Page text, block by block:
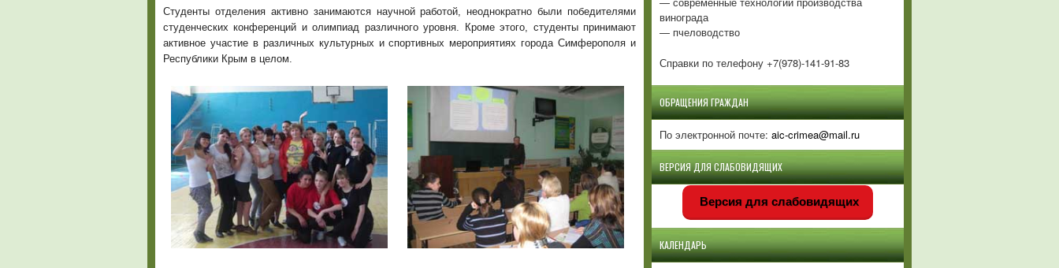
Студенты отделения активно занимаются научной работой, неоднократно были победителями
студенческих конференций и олимпиад различного уровня. Кроме этого, студенты принимают
активное участие в различных культурных и спортивных мероприятиях города Симферополя и
Республики Крым в целом.
винограда
— пчеловодство
Справки по телефону +7(978)-141-91-83
ОБРАЩЕНИЯ ГРАЖДАН
По электронной почте: aic-crimea@mail.ru
ВЕРСИЯ ДЛЯ СЛАБОВИДЯЩИХ
Версия для слабовидящих
КАЛЕНДАРЬ